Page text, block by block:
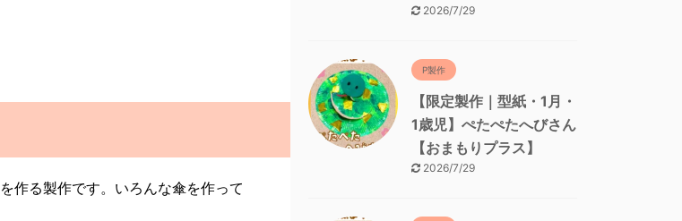
作る製作です。いろんな傘を作って
2026/7/29
P製作
【限定製作｜型紙・1月・
1歳児】ぺたぺたへびさん
【おまもりプラス】
2026/7/29